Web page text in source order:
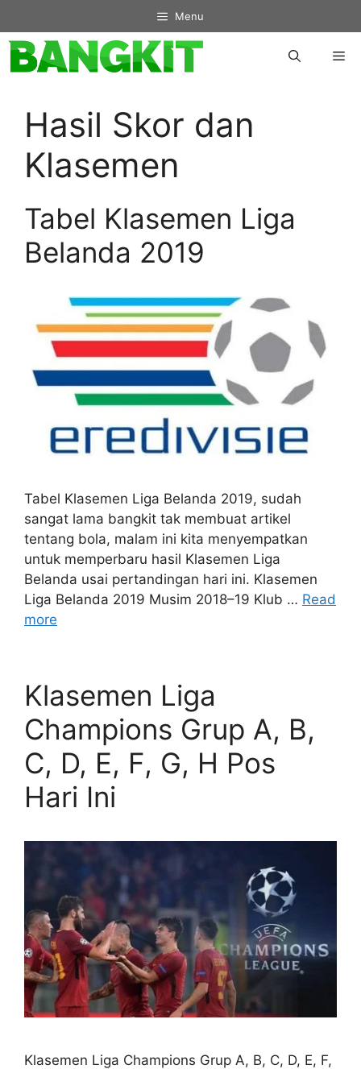
to
content
Menu
Hasil Skor dan
Klasemen
Tabel Klasemen Liga
Belanda 2019
Tabel Klasemen Liga Belanda 2019, sudah
sangat lama bangkit tak membuat artikel
tentang bola, malam ini kita menyempatkan
untuk memperbaru hasil Klasemen Liga
Belanda usai pertandingan hari ini. Klasemen
Liga Belanda 2019 Musim 2018–19 Klub … Read
more
Klasemen Liga
Champions Grup A, B,
C, D, E, F, G, H Pos
Hari Ini
Klasemen Liga Champions Grup A, B, C, D, E, F,